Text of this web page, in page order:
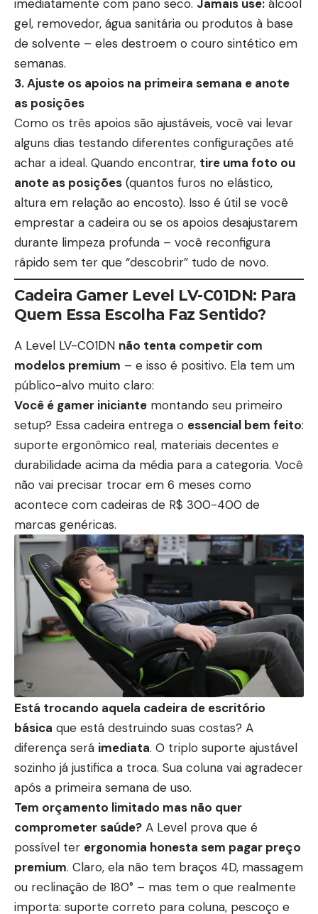
imediatamente com pano seco. Jamais use: álcool
gel, removedor, água sanitária ou produtos à base
de solvente – eles destroem o couro sintético em
semanas.
3. Ajuste os apoios na primeira semana e anote
as posições
Como os três apoios são ajustáveis, você vai levar
alguns dias testando diferentes configurações até
achar a ideal. Quando encontrar, tire uma foto ou
anote as posições (quantos furos no elástico,
altura em relação ao encosto). Isso é útil se você
emprestar a cadeira ou se os apoios desajustarem
durante limpeza profunda – você reconfigura
rápido sem ter que “descobrir” tudo de novo.
Cadeira Gamer Level LV-C01DN: Para
Quem Essa Escolha Faz Sentido?
A Level LV-C01DN não tenta competir com
modelos premium – e isso é positivo. Ela tem um
público-alvo muito claro:
Você é gamer iniciante montando seu primeiro
setup? Essa cadeira entrega o essencial bem feito:
suporte ergonômico real, materiais decentes e
durabilidade acima da média para a categoria. Você
não vai precisar trocar em 6 meses como
acontece com cadeiras de R$ 300-400 de
marcas genéricas.
Está trocando aquela cadeira de escritório
básica que está destruindo suas costas? A
diferença será imediata. O triplo suporte ajustável
sozinho já justifica a troca. Sua coluna vai agradecer
após a primeira semana de uso.
Tem orçamento limitado mas não quer
comprometer saúde? A Level prova que é
possível ter ergonomia honesta sem pagar preço
premium. Claro, ela não tem braços 4D, massagem
ou reclinação de 180° – mas tem o que realmente
importa: suporte correto para coluna, pescoço e